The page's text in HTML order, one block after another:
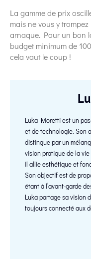
La gamme de prix
mais ne vous y
arnaque. Pour un bon
budget minimum de
cela vaut le coup !
Luka Moretti est un
et de technologie. Son
distingue par un
vision pratique de la
il allie esthétique et
Son objectif est de
étant à l’avant-garde
Luka partage sa vision
toujours connecté aux